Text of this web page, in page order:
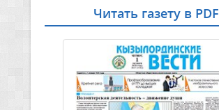
Читать газету в PDF